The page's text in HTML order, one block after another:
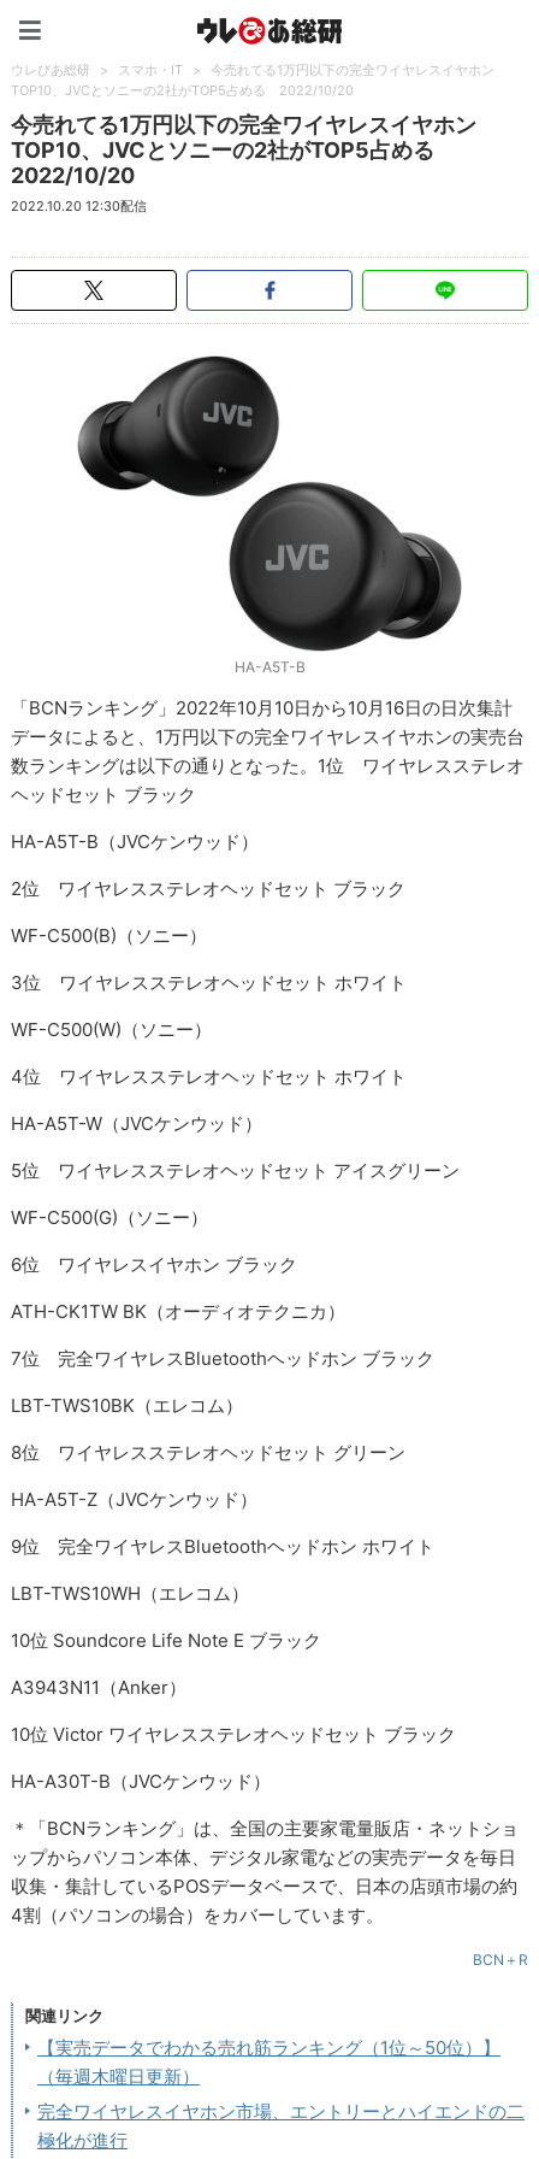
ウレぴあ総研 > スマホ・IT >
今売れてる1万円以下の完全ワイヤレスイヤホン
TOP10、JVCとソニーの2社がTOP5占める 2022/10/20
今売れてる1万円以下の完全ワイヤレスイヤホン
TOP10、JVCとソニーの2社がTOP5占める
2022/10/20
2022.10.20 12:30配信
HA-A5T-B
「BCNランキング」2022年10月10日から10月16日の日次集計
データによると、1万円以下の完全ワイヤレスイヤホンの実売台
数ランキングは以下の通りとなった。1位 ワイヤレスステレオ
ヘッドセット ブラック
HA-A5T-B（JVCケンウッド）
2位 ワイヤレスステレオヘッドセット ブラック
WF-C500(B)（ソニー）
3位 ワイヤレスステレオヘッドセット ホワイト
WF-C500(W)（ソニー）
4位 ワイヤレスステレオヘッドセット ホワイト
HA-A5T-W（JVCケンウッド）
5位 ワイヤレスステレオヘッドセット アイスグリーン
WF-C500(G)（ソニー）
6位 ワイヤレスイヤホン ブラック
ATH-CK1TW BK（オーディオテクニカ）
7位 完全ワイヤレスBluetoothヘッドホン ブラック
LBT-TWS10BK（エレコム）
8位 ワイヤレスステレオヘッドセット グリーン
HA-A5T-Z（JVCケンウッド）
9位 完全ワイヤレスBluetoothヘッドホン ホワイト
LBT-TWS10WH（エレコム）
10位 Soundcore Life Note E ブラック
A3943N11（Anker）
10位 Victor ワイヤレスステレオヘッドセット ブラック
HA-A30T-B（JVCケンウッド）
＊「BCNランキング」は、全国の主要家電量販店・ネットショ
ップからパソコン本体、デジタル家電などの実売データを毎日
収集・集計しているPOSデータベースで、日本の店頭市場の約
4割（パソコンの場合）をカバーしています。
BCN＋R
関連リンク
【実売データでわかる売れ筋ランキング（1位～50位）】
（毎週木曜日更新）
完全ワイヤレスイヤホン市場、エントリーとハイエンドの二
極化が進行